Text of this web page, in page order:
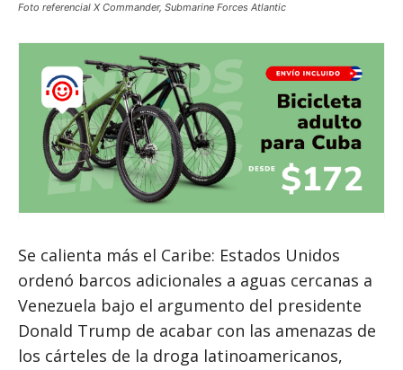
Foto referencial X Commander, Submarine Forces Atlantic
Se calienta más el Caribe: Estados Unidos
ordenó barcos adicionales a aguas cercanas a
Venezuela bajo el argumento del presidente
Donald Trump de acabar con las amenazas de
los cárteles de la droga latinoamericanos,